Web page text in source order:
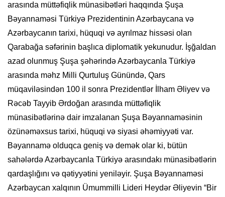
arasında müttəfiqlik münasibətləri haqqında Şuşa
Bəyannaməsi Türkiyə Prezidentinin Azərbaycana və
Azərbaycanın tarixi, hüquqi və ayrılmaz hissəsi olan
Qarabağa səfərinin başlıca diplomatik yekunudur. İşğaldan
azad olunmuş Şuşa şəhərində Azərbaycanla Türkiyə
arasında məhz Milli Qurtuluş Günündə, Qars
müqaviləsindən 100 il sonra Prezidentlər İlham Əliyev və
Rəcəb Tayyib Ərdoğan arasında müttəfiqlik
münasibətlərinə dair imzalanan Şuşa Bəyannaməsinin
özünəməxsus tarixi, hüquqi və siyasi əhəmiyyəti var.
Bəyannamə olduqca geniş və demək olar ki, bütün
sahələrdə Azərbaycanla Türkiyə arasındakı münasibətlərin
qardaşlığını və qətiyyətini yeniləyir. Şuşa Bəyannaməsi
Azərbaycan xalqının Ümummilli Lideri Heydər Əliyevin “Bir